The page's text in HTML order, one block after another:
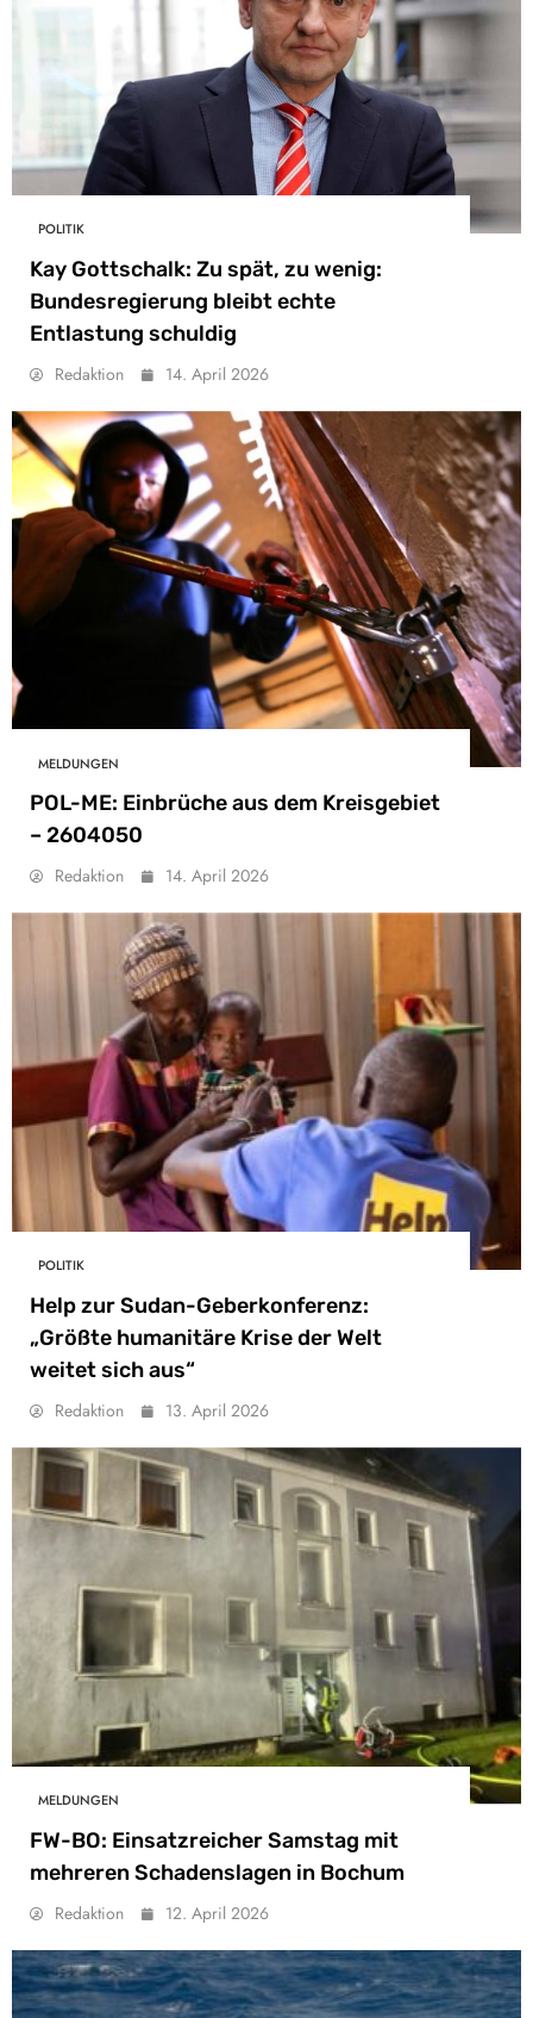
POLITIK
Kay Gottschalk: Zu spät, zu wenig:
Bundesregierung bleibt echte
Entlastung schuldig
Redaktion 14. April 2026
MELDUNGEN
POL-ME: Einbrüche aus dem Kreisgebiet
– 2604050
Redaktion 14. April 2026
POLITIK
Help zur Sudan-Geberkonferenz:
„Größte humanitäre Krise der Welt
weitet sich aus“
Redaktion 13. April 2026
MELDUNGEN
FW-BO: Einsatzreicher Samstag mit
mehreren Schadenslagen in Bochum
Redaktion 12. April 2026